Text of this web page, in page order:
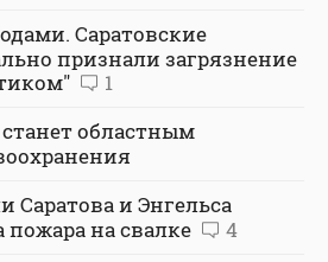
Саратовские
признали загрязнение
1
областным
Саратова и Энгельса
пожара на свалке
4